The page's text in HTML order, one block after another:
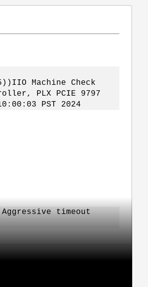
Machine Check
PLX PCIE 9797
PST 2024
timeout